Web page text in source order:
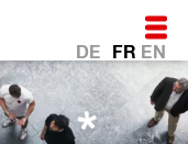
DE FR EN